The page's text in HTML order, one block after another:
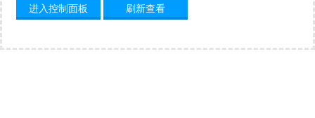
进入控制面板
刷新查看